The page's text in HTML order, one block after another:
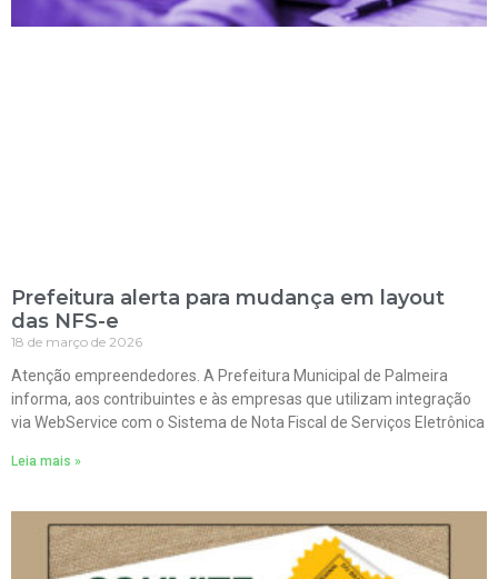
Prefeitura alerta para mudança em layout
das NFS-e
18 de março de 2026
Atenção empreendedores. A Prefeitura Municipal de Palmeira
informa, aos contribuintes e às empresas que utilizam integração
via WebService com o Sistema de Nota Fiscal de Serviços Eletrônica
Leia mais »